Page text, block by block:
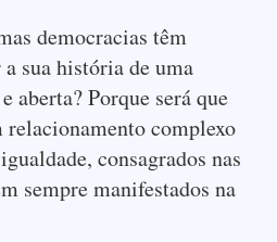
democracias têm
sua história de uma
aberta? Porque será que
complexo
consagrados nas
sempre manifestados na